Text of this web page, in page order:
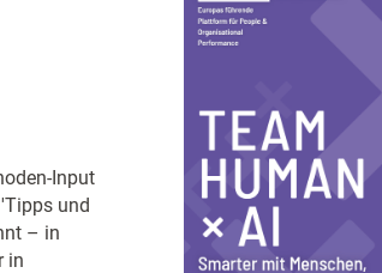
Input
und
– in
in